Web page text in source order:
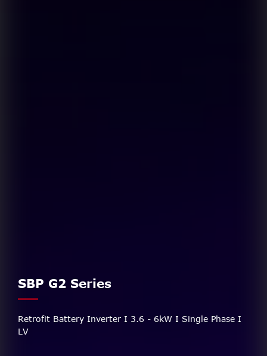
SBP G2 Series
Retrofit Battery Inverter I 3.6 - 6kW I Single Phase I
LV